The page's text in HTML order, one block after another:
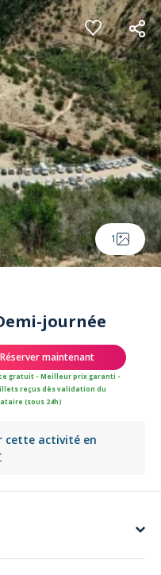
1
journée
Réserver maintenant
gratuit - Meilleur prix garanti -
reçus dès validation du
(sous 24h)
cette activité en